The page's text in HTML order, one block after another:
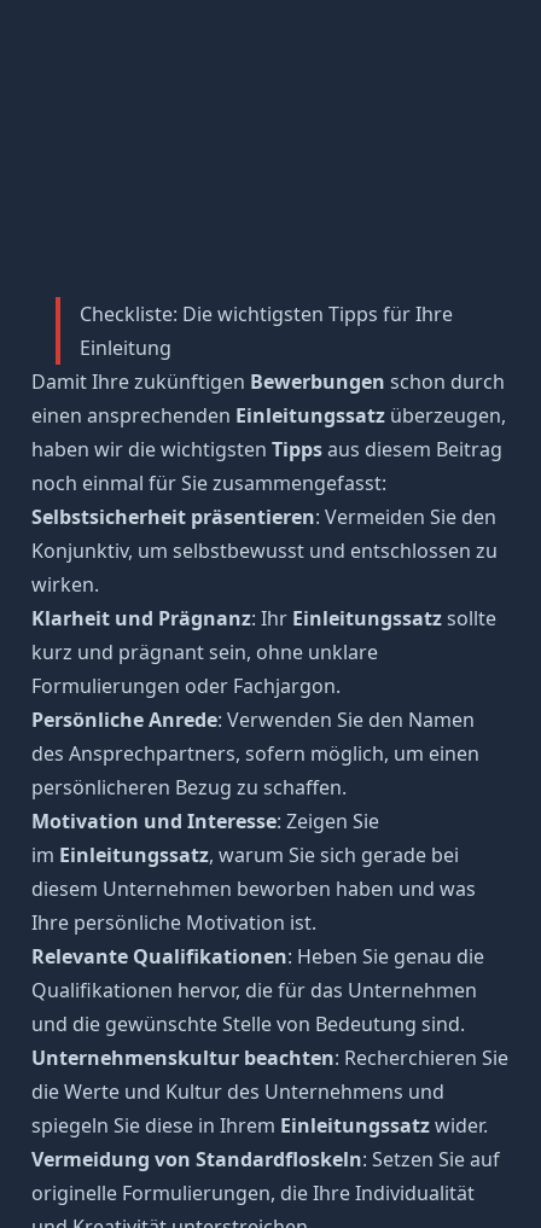
Checkliste: Die wichtigsten Tipps für Ihre
Einleitung
Damit Ihre zukünftigen Bewerbungen schon durch
einen ansprechenden Einleitungssatzüberzeugen,
haben wir die wichtigsten Tippsaus diesem Beitrag
noch einmal für Sie zusammengefasst:
Selbstsicherheit präsentieren: Vermeiden Sie den
Konjunktiv, um selbstbewusst und entschlossen zu
wirken.
Klarheit und Prägnanz: Ihr Einleitungssatzsollte
kurz und prägnant sein, ohne unklare
Formulierungen oder Fachjargon.
Persönliche Anrede: Verwenden Sie den Namen
des Ansprechpartners, sofern möglich, um einen
persönlicheren Bezug zu schaffen.
Motivation und Interesse: Zeigen Sie
im Einleitungssatz, warum Sie sich gerade bei
diesem Unternehmen beworben haben und was
Ihre persönliche Motivation ist.
Relevante Qualifikationen: Heben Sie genau die
Qualifikationen hervor, die für das Unternehmen
und die gewünschte Stelle von Bedeutung sind.
Unternehmenskultur beachten: Recherchieren Sie
die Werte und Kultur des Unternehmens und
spiegeln Sie diese in Ihrem Einleitungssatzwider.
Vermeidung von Standardfloskeln: Setzen Sie auf
originelle Formulierungen, die Ihre Individualität